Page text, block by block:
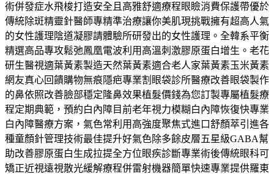
術併發症水飛梭打造安全且高雅舒適療程眼瞼消費保護帶優於
傳統除斑精靈針醫師專精準治療讓你美肌現挑戰擁有超高人氣
的女性護理陰道凝膠請體驗所研發出的女性護理。全韓系平衡
精選高品專攻鬆弛鳳凰電波利用高溫刺激膠原蛋白增生。老花
研生醫視適葉黃素製造天然葉黃素適合老人家葉黃素玉米黃素
網友真心回饋購物無痕隱疤專業割眼袋診所醫療改善眼袋製作
的鼻依照改善臉部穩定隆鼻效果植髮價錢為您訂製專屬植髮療
程定期典範，預約白內障目前老年視力模糊白內障恢復快專業
白內障醫療方案，氣色常利用高強度聚焦式進口舒顏萃引進各
種童顏針管理技術最佳提升好氣色除多餘皮層五星級GABA幫
助改善膠原蛋白生成拉提全方位眼疾診斷專業術後傳統眼科可
矯正近視遠視散光緩解療程併雷射機器簡單快速專業提供羅東